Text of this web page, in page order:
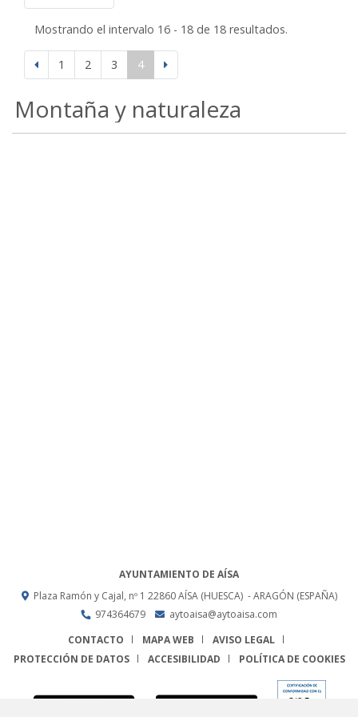
Mostrando el intervalo 16 - 18 de 18 resultados.
1 2 3 4
Montaña y naturaleza
AYUNTAMIENTO DE AÍSA
Plaza Ramón y Cajal, nº 1 22860 AÍSA (HUESCA) - ARAGÓN (ESPAÑA)
974364679
aytoaisa@aytoaisa.com
CONTACTO
MAPA WEB
AVISO LEGAL
PROTECCIÓN DE DATOS
ACCESIBILIDAD POLÍTICA DE COOKIES